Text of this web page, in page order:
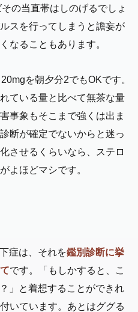
の当直帯はしのげるでしょ
スを行ってしまうと譫妄が
なることもあります。
を朝夕分2でもOKです。
ている量と比べて無茶な量
事象もそこまで強くは出ま
断が確定でないからと迷っ
させるくらいなら、ステロ
よほどマシです。
症は、それを鑑別診断に挙
です。「もしかすると、こ
」と着想することができれ
いています。あとはググる